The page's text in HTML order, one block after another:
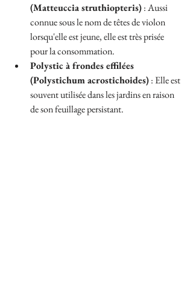
(Matteuccia struthiopteris) : Aussi
connue sous le nom de têtes de violon
lorsqu'elle est jeune, elle est très prisée
pour la consommation.
Polystic à frondes effilées
(Polystichum acrostichoides) : Elle est
souvent utilisée dans les jardins en raison
de son feuillage persistant.